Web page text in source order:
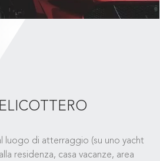
luogo di atterraggio (su uno yacht
residenza, casa vacanze, area